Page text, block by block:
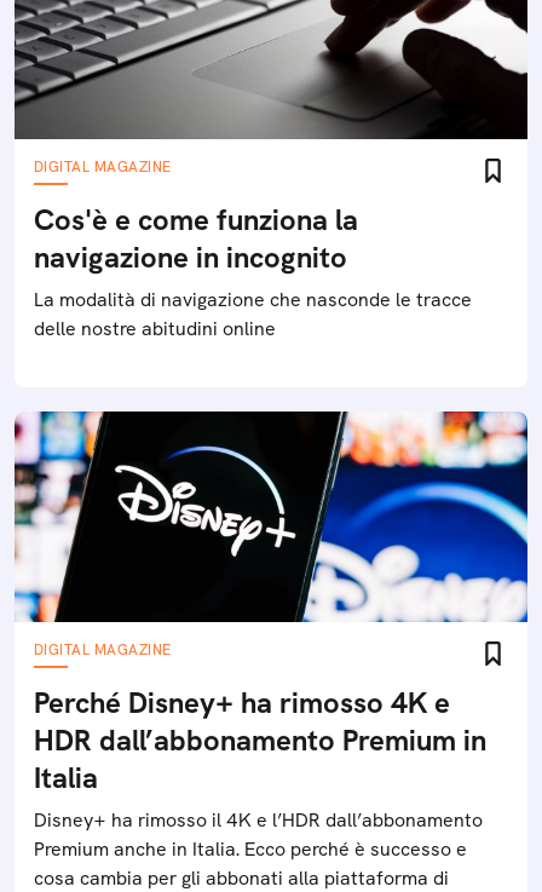
DIGITAL MAGAZINE
Cos'è e come funziona la
navigazione in incognito
La modalità di navigazione che nasconde le tracce
delle nostre abitudini online
DIGITAL MAGAZINE
Perché Disney+ ha rimosso 4K e
HDR dall’abbonamento Premium in
Italia
Disney+ ha rimosso il 4K e l’HDR dall’abbonamento
Premium anche in Italia. Ecco perché è successo e
cosa cambia per gli abbonati alla piattaforma di